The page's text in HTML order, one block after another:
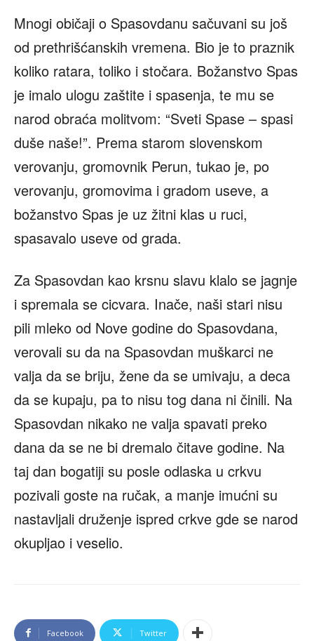
Mnogi običaji o Spasovdanu sačuvani su još
od prethrišćanskih vremena. Bio je to praznik
koliko ratara, toliko i stočara. Božanstvo Spas
je imalo ulogu zaštite i spasenja, te mu se
narod obraća molitvom: “Sveti Spase – spasi
duše naše!”. Prema starom slovenskom
verovanju, gromovnik Perun, tukao je, po
verovanju, gromovima i gradom useve, a
božanstvo Spas je uz žitni klas u ruci,
spasavalo useve od grada.
Za Spasovdan kao krsnu slavu klalo se jagnje
i spremala se cicvara. Inače, naši stari nisu
pili mleko od Nove godine do Spasovdana,
verovali su da na Spasovdan muškarci ne
valja da se briju, žene da se umivaju, a deca
da se kupaju, pa to nisu tog dana ni činili. Na
Spasovdan nikako ne valja spavati preko
dana da se ne bi dremalo čitave godine. Na
taj dan bogatiji su posle odlaska u crkvu
pozivali goste na ručak, a manje imućni su
nastavljali druženje ispred crkve gde se narod
okupljao i veselio.
Facebook Twitter